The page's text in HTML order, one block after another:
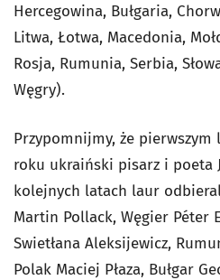
Hercegowina, Bułgaria,
Litwa, Łotwa, Macedonia,
Rosja, Rumunia, Serbia,
Węgry).
Przypomnijmy, że pierwszym
roku ukraiński pisarz i poeta
kolejnych latach laur
Martin Pollack, Węgier Péter
Swietłana Aleksijewicz,
Polak Maciej Płaza, Bułgar